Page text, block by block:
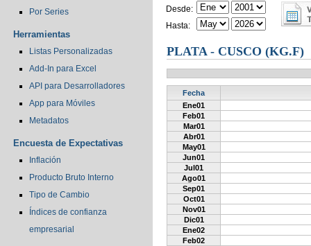
Por Series
Herramientas
Listas Personalizadas
Add-In para Excel
API para Desarrolladores
App para Móviles
Metadatos
Encuesta de Expectativas
Inflación
Producto Bruto Interno
Tipo de Cambio
Índices de confianza
empresarial
Desde:
Hasta:
PLATA - CUSCO (KG.F)
Fecha
Ene01
Feb01
Mar01
Abr01
May01
Jun01
Jul01
Ago01
Sep01
Oct01
Nov01
Dic01
Ene02
Feb02